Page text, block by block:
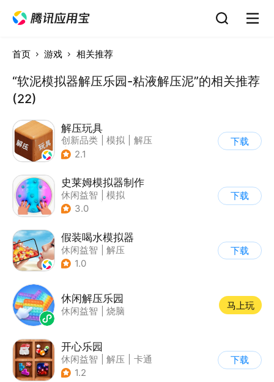
首页 游戏 相关推荐
“软泥模拟器解压乐园-粘液解压泥”的相关推荐
(22)
解压玩具
创新品类 模拟
解压
| 卡通
2.1
下载
史莱姆模拟器制作
休闲益智
模拟
| 史莱姆
3.0
下载
假装喝水模拟器
休闲益智
解压
1.0
下载
休闲解压乐园
休闲益智 烧脑
马上玩
开心乐园
休闲益智 解压
卡通
1.2
下载